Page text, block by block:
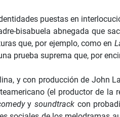
puestas en
bisabuela abnegada que
que, por ejemplo, como en
prueba suprema que, por
y con producción de John
(el productor de
y soundtrackcon